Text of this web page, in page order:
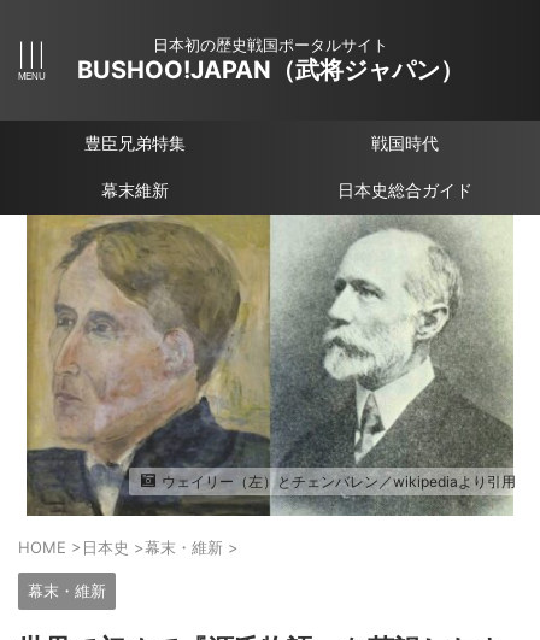
日本初の歴史戦国ポータルサイト
BUSHOO!JAPAN（武将ジャパン）
豊臣兄弟特集 戦国時代
幕末維新 日本史総合ガイド
ウェイリー（左）とチェンバレン／wikipediaより引用
HOME >日本史 >幕末・維新 >
幕末・維新